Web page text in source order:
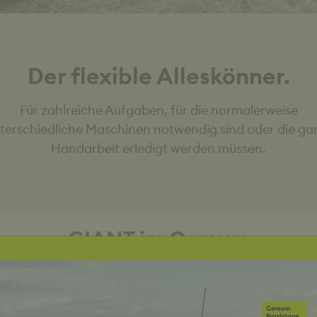
Der flexible Alleskönner.
Für zahlreiche Aufgaben, für die normalerweise
Maschinen notwendig sind oder die
Handarbeit erledigt werden müssen.
GIANT im Coreum